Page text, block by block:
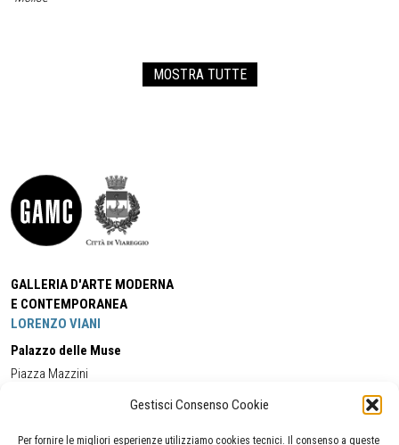
Gestisci Consenso Cookie
Per fornire le migliori esperienze utilizziamo cookies tecnici. Il consenso a queste
MOSTRA TUTTE
GALLERIA D'ARTE MODERNA
E CONTEMPORANEA
LORENZO VIANI
Palazzo delle Muse
Piazza Mazzini
Cell:+39 338 5714978 (orario apertura Galleria)
Tel:
+39 0584 944580
(orario 09.00/13.00)